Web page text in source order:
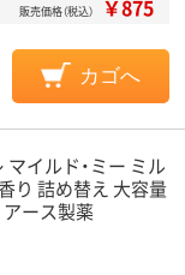
販売価格（税込） ￥875
カゴへ
イルド・ミー ミル
り 詰め替え 大容量
アース製薬